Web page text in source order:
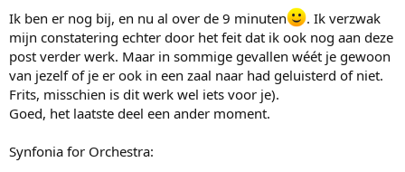
Ik ben er nog bij, en nu al over de 9 minuten
. Ik verzwak
mijn constatering echter door het feit dat ik ook nog aan deze
post verder werk. Maar in sommige gevallen wéét je gewoon
van jezelf of je er ook in een zaal naar had geluisterd of niet.
Frits, misschien is dit werk wel iets voor je).
Goed, het laatste deel een ander moment.
Synfonia for Orchestra: